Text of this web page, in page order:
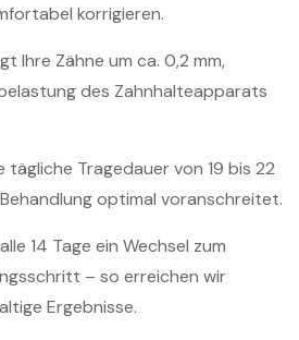
korrigieren.
Ihre Zähne um ca. 0,2 mm,
des Zahnhalteapparats
tägliche Tragedauer von 19 bis 22
optimal voranschreitet.
14 Tage ein Wechsel zum
– so erreichen wir
Ergebnisse.